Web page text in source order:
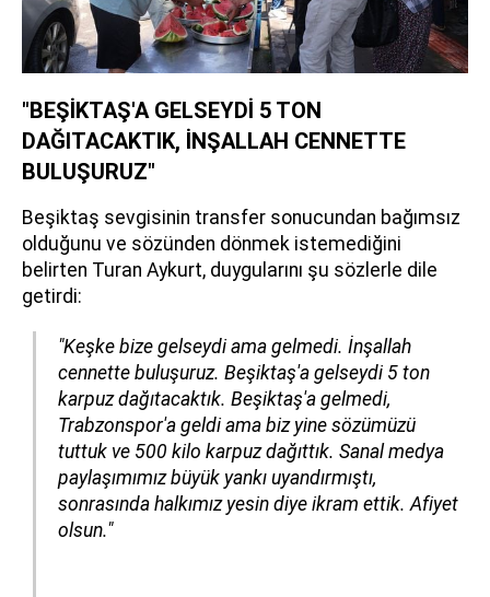
"BEŞİKTAŞ'A GELSEYDİ 5 TON
DAĞITACAKTIK, İNŞALLAH CENNETTE
BULUŞURUZ"
Beşiktaş sevgisinin transfer sonucundan bağımsız
olduğunu ve sözünden dönmek istemediğini
belirten Turan Aykurt, duygularını şu sözlerle dile
getirdi:
"Keşke bize gelseydi ama gelmedi. İnşallah
cennette buluşuruz. Beşiktaş'a gelseydi 5 ton
karpuz dağıtacaktık. Beşiktaş'a gelmedi,
Trabzonspor'a geldi ama biz yine sözümüzü
tuttuk ve 500 kilo karpuz dağıttık. Sanal medya
paylaşımımız büyük yankı uyandırmıştı,
sonrasında halkımız yesin diye ikram ettik. Afiyet
olsun."